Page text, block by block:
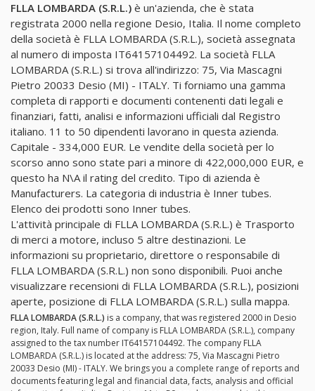
FLLA LOMBARDA (S.R.L.) è un'azienda, che è stata
registrata 2000 nella regione Desio, Italia. Il nome completo
della società è FLLA LOMBARDA (S.R.L.), società assegnata
al numero di imposta IT64157104492. La società FLLA
LOMBARDA (S.R.L.) si trova all'indirizzo: 75, Via Mascagni
Pietro 20033 Desio (MI) - ITALY. Ti forniamo una gamma
completa di rapporti e documenti contenenti dati legali e
finanziari, fatti, analisi e informazioni ufficiali dal Registro
italiano. 11 to 50 dipendenti lavorano in questa azienda.
Capitale - 334,000 EUR. Le vendite della società per lo
scorso anno sono state pari a minore di 422,000,000 EUR, e
questo ha N\A il rating del credito. Tipo di azienda è
Manufacturers. La categoria di industria è Inner tubes.
Elenco dei prodotti sono Inner tubes.
L'attività principale di FLLA LOMBARDA (S.R.L.) è Trasporto
di merci a motore, incluso 5 altre destinazioni. Le
informazioni su proprietario, direttore o responsabile di
FLLA LOMBARDA (S.R.L.) non sono disponibili. Puoi anche
visualizzare recensioni di FLLA LOMBARDA (S.R.L.), posizioni
aperte, posizione di FLLA LOMBARDA (S.R.L.) sulla mappa.
FLLA LOMBARDA (S.R.L.) is a company, that was registered 2000 in Desio
region, Italy. Full name of company is FLLA LOMBARDA (S.R.L.), company
assigned to the tax number IT64157104492. The company FLLA
LOMBARDA (S.R.L.) is located at the address: 75, Via Mascagni Pietro
20033 Desio (MI) - ITALY. We brings you a complete range of reports and
documents featuring legal and financial data, facts, analysis and official